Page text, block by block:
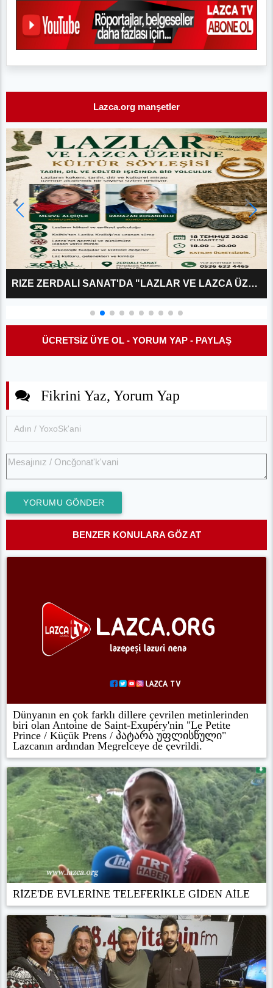
Lazca.org manşetler
RIZE ZERDALI SANAT'DA "LAZLAR VE LAZCA ÜZERINE?" KÜLTÜR SÖYLEŞISI
ÜCRETSİZ ÜYE OL - YORUM YAP - PAYLAŞ
Fikrini Yaz, Yorum Yap
YORUMU GÖNDER
BENZER KONULARA GÖZ AT
Dünyanın en çok farklı dillere çevrilen metinlerinden
biri olan Antoine de Saint-Exupéry'nin "Le Petite
Prince / Küçük Prens / პატარა უფლისწული"
Lazcanın ardından Megrelceye de çevrildi.
RİZE'DE EVLERİNE TELEFERİKLE GİDEN AİLE